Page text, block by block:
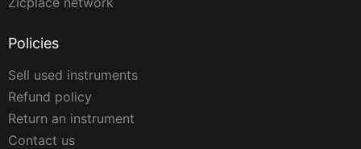
Policies
Sell used instruments
Refund policy
Return an instrument
Contact us